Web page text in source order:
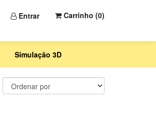
Entrar Carrinho (0)
Simulação 3D